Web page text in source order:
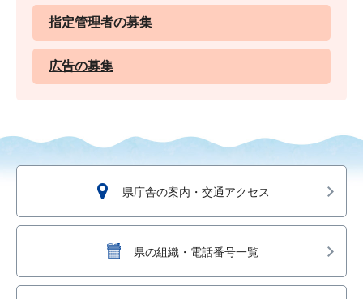
指定管理者の募集
広告の募集
県庁舎の案内・交通アクセス
県の組織・電話番号一覧